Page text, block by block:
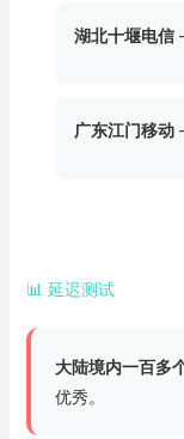
湖北十堰电信
广东江门移动
📊 延迟测试
大陆境内一百多
优秀。